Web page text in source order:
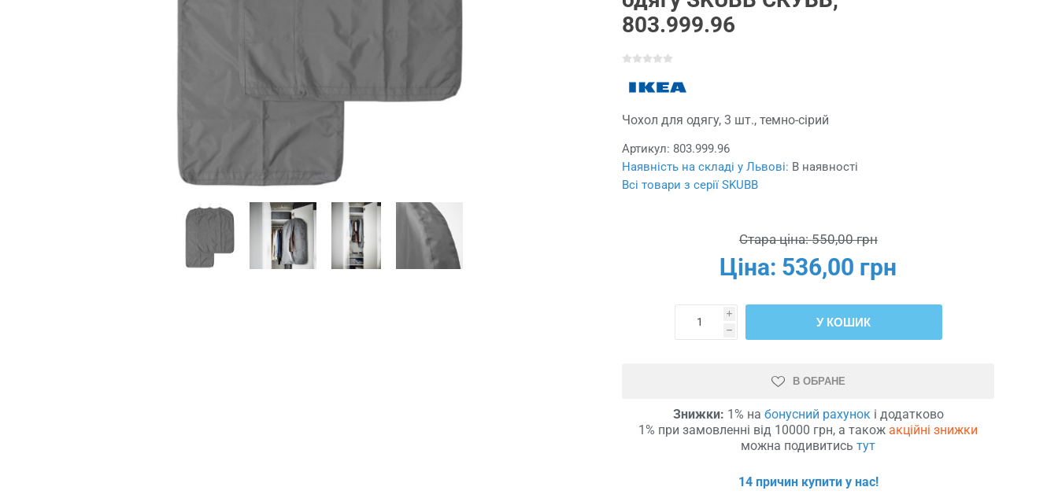
803.999.96
Чохол для одягу, 3 шт., темно-сірий
Артикул: 803.999.96
Наявність на складі у Львові: В наявності
Всі товари з серії SKUBB
Стара ціна: 550,00 грн
Ціна: 536,00 грн
i
h
У КОШИК
В ОБРАНЕ
Знижки: 1% на бонусний рахунок і додатково
1% при замовленні від 10000 грн, а такожакційні знижки
можна подивитисьтут
14 причин купити у нас!